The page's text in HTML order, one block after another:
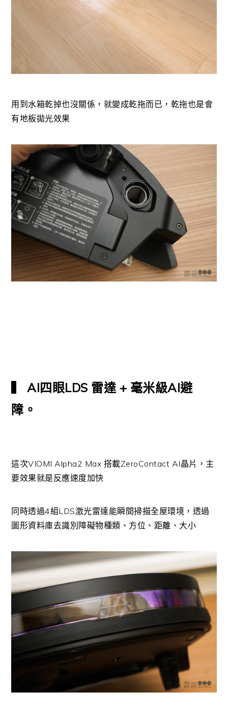
用到水箱乾掉也沒關係，就變成乾拖而已，乾拖也是會
有地板拋光效果
▍ AI四眼LDS 雷達 + 毫米級AI避
障。
這次VIOMI Alpha2 Max 搭載ZeroContact AI晶片，主
要效果就是反應速度加快
同時透過4組LDS激光雷達能瞬間掃描全屋環境，透過
圖形資料庫去識別障礙物種類、方位、距離、大小